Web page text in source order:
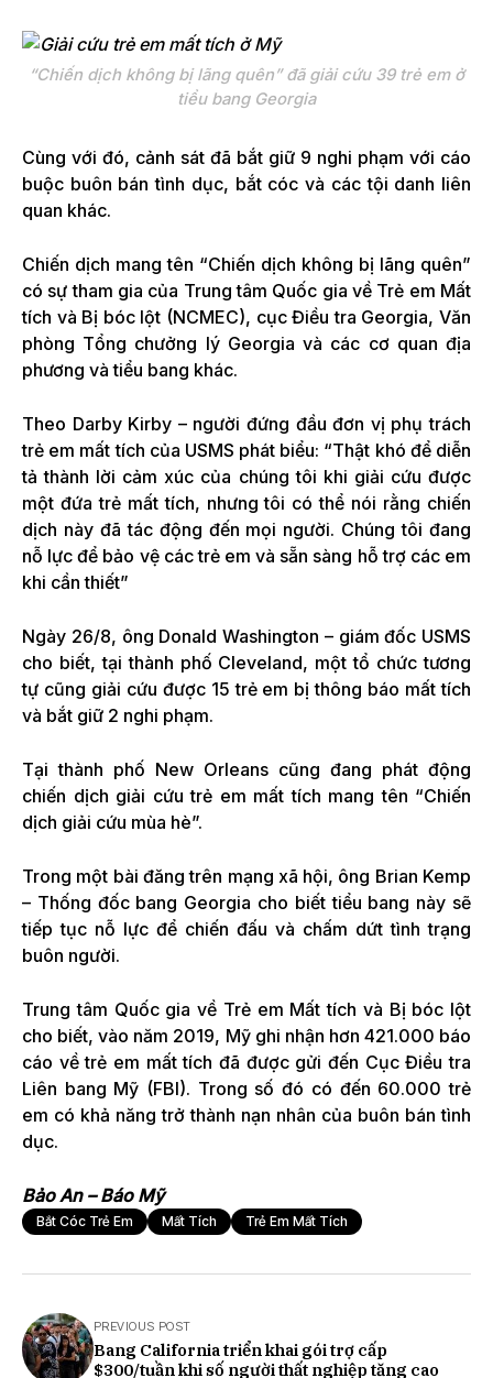
“Chiến dịch không bị lãng quên” đã giải cứu 39 trẻ em ở
tiểu bang Georgia
Cùng với đó, cảnh sát đã bắt giữ 9 nghi phạm với cáo
buộc buôn bán tình dục, bắt cóc và các tội danh liên
quan khác.
Chiến dịch mang tên “Chiến dịch không bị lãng quên”
có sự tham gia của Trung tâm Quốc gia về Trẻ em Mất
tích và Bị bóc lột (NCMEC), cục Điều tra Georgia, Văn
phòng Tổng chưởng lý Georgia và các cơ quan địa
phương và tiểu bang khác.
Theo Darby Kirby – người đứng đầu đơn vị phụ trách
trẻ em mất tích của USMS phát biểu: “Thật khó để diễn
tả thành lời cảm xúc của chúng tôi khi giải cứu được
một đứa trẻ mất tích, nhưng tôi có thể nói rằng chiến
dịch này đã tác động đến mọi người. Chúng tôi đang
nỗ lực để bảo vệ các trẻ em và sẵn sàng hỗ trợ các em
khi cần thiết”
Ngày 26/8, ông Donald Washington – giám đốc USMS
cho biết, tại thành phố Cleveland, một tổ chức tương
tự cũng giải cứu được 15 trẻ em bị thông báo mất tích
và bắt giữ 2 nghi phạm.
Tại thành phố New Orleans cũng đang phát động
chiến dịch giải cứu trẻ em mất tích mang tên “Chiến
dịch giải cứu mùa hè”.
Trong một bài đăng trên mạng xã hội, ông Brian Kemp
– Thống đốc bang Georgia cho biết tiểu bang này sẽ
tiếp tục nỗ lực để chiến đấu và chấm dứt tình trạng
buôn người.
Trung tâm Quốc gia về Trẻ em Mất tích và Bị bóc lột
cho biết, vào năm 2019, Mỹ ghi nhận hơn 421.000 báo
cáo về trẻ em mất tích đã được gửi đến Cục Điều tra
Liên bang Mỹ (FBI). Trong số đó có đến 60.000 trẻ
em có khả năng trở thành nạn nhân của buôn bán tình
dục.
Bảo An – Báo Mỹ
Bắt Cóc Trẻ Em Mất Tích Trẻ Em Mất Tích
PREVIOUS POST
Bang California triển khai gói trợ cấp
$300/tuần khi số người thất nghiệp tăng cao